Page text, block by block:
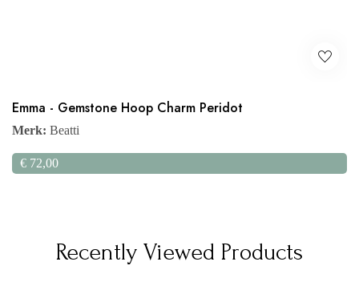
Emma - Gemstone Hoop Charm Peridot
Merk: Beatti
€ 72,00
Recently Viewed Products